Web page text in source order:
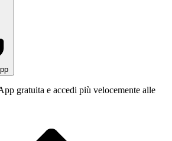
gratuita e accedi più velocemente alle